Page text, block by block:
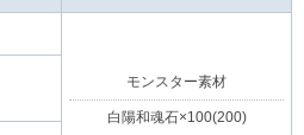
モンスター素材
白陽和魂石×100(200)